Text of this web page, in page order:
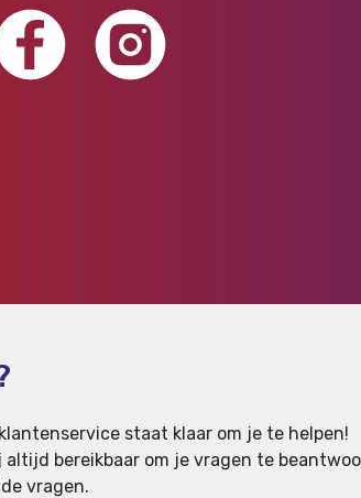
staat klaar om je te helpen!
bereikbaar om je vragen te
vragen.